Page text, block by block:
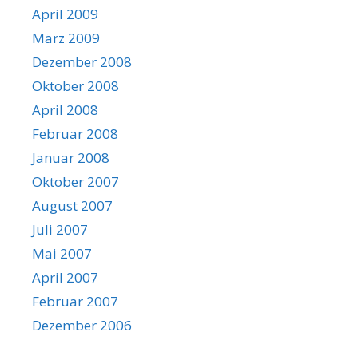
April 2009
März 2009
Dezember 2008
Oktober 2008
April 2008
Februar 2008
Januar 2008
Oktober 2007
August 2007
Juli 2007
Mai 2007
April 2007
Februar 2007
Dezember 2006